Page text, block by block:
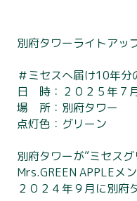
別府タワーライトアッ
＃ミセスへ届け10年
日 時：２０２５年
場 所：別府タワー
点灯色：グリーン
別府タワーが”ミセスグ
Mrs.GREEN APPLEメ
２０２４年９月に別府